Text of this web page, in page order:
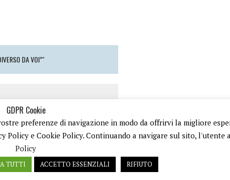
DA VOI”"
REGISTRATA PRESSO IL TRIBUNALE DI TRANI RG N.256/2018 MOD.21/12/2023.
GDPR Cookie
preferenze di navigazione in modo da offrirvi la migliore
e Cookie Policy. Continuando a navigare sul sito, l'utente
Policy
TUTTI ACCETTO ESSENZIALI RIFIUTO